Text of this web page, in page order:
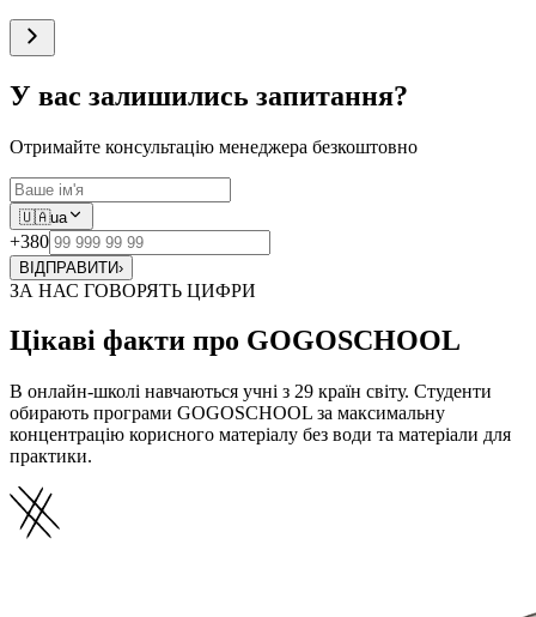
У вас залишились запитання?
Отримайте консультацію менеджера безкоштовно
🇺🇦ua
+380
ВІДПРАВИТИ›
ЗА НАС ГОВОРЯТЬ ЦИФРИ
Цікаві факти про GOGOSCHOOL
В онлайн-школі навчаються учні з 29 країн світу. Студенти
обирають програми GOGOSCHOOL за максимальну
концентрацію корисного матеріалу без води та матеріали для
практики.